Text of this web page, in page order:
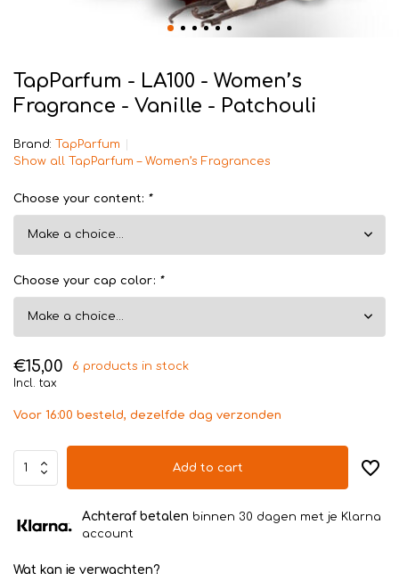
TapParfum - LA100 - Women’s
Fragrance - Vanille - Patchouli
Brand:
TapParfum
Show all TapParfum – Women’s Fragrances
Choose your content: *
Choose your cap color: *
€15,00
6 products in stock
Incl. tax
Voor 16:00 besteld, dezelfde dag verzonden
Add to cart
Achteraf betalen binnen 30 dagen met je Klarna
account
Wat kan je verwachten?